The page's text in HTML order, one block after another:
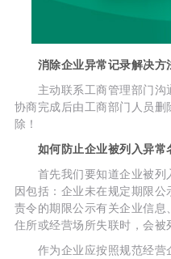
消除企业异常记录解决方
主动联系工商管理部门沟
协商完成后由工商部门人员删
除！
如何防止企业被列入异常
首先我们要知道企业被列
因包括：企业未在规定期限
责令的期限公示有关企业信
住所或经营场所失联时，会被
作为企业应按照规范经营